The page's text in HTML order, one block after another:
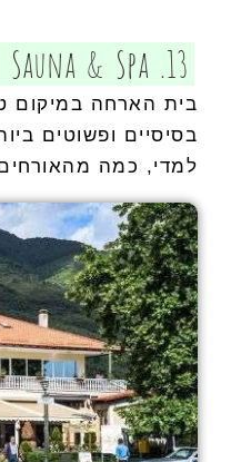
13. Olympus View Rooms Sauna & Spa
בית הארחה במיקום
בסיסיים ופשוטים
למדי, כמה